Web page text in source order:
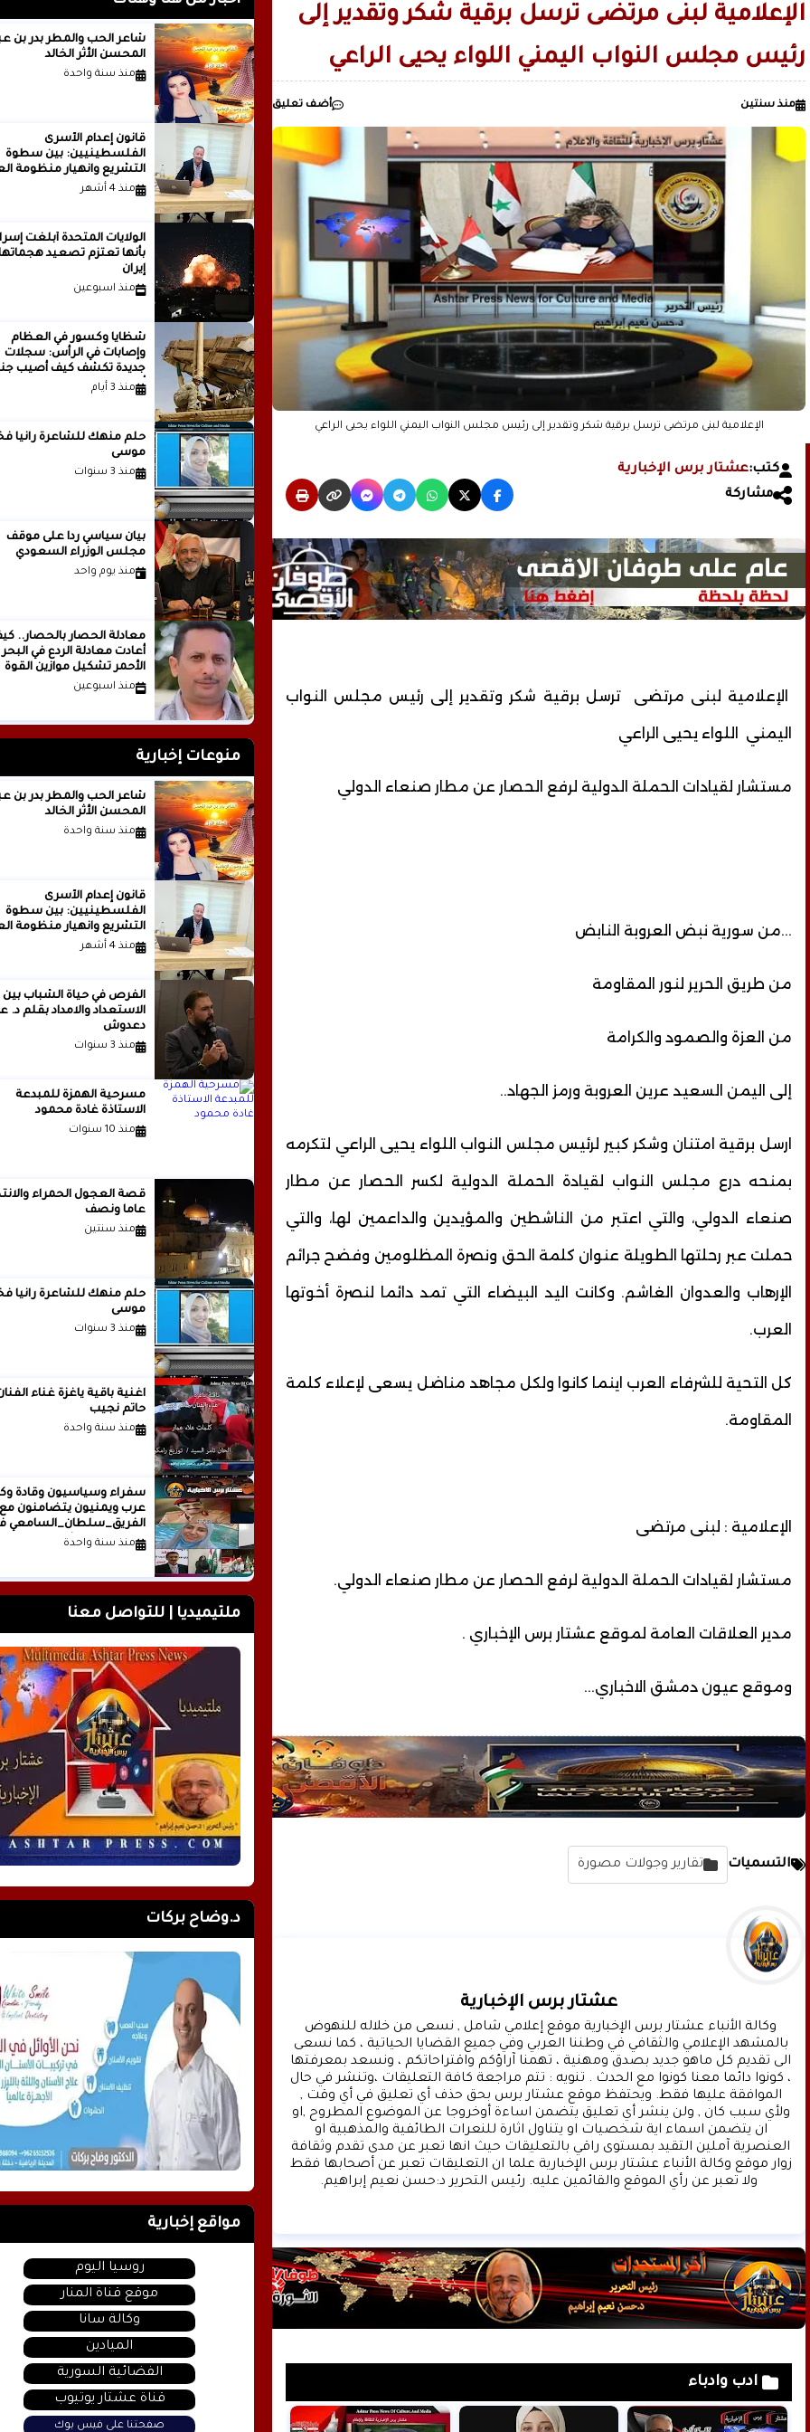
الإعلامية لبنى مرتضى ترسل برقية شكر وتقدير إلى
رئيس مجلس النواب اليمني اللواء يحيى الراعي
منذ سنتين أضف تعليق
الإعلامية لبنى مرتضى ترسل برقية شكر وتقدير إلى رئيس مجلس النواب اليمني اللواء يحيى الراعي
كتب:عشتار برس الإخبارية
مشاركة
الإعلامية لبنى مرتضى ترسل برقية شكر وتقدير إلى رئيس مجلس النواب
اليمني اللواء يحيى الراعي
مستشار لقيادات الحملة الدولية لرفع الحصار عن مطار صنعاء الدولي
...من سورية نبض العروبة النابض
من طريق الحرير لنور المقاومة
من العزة والصمود والكرامة
إلى اليمن السعيد عرين العروبة ورمز الجهاد..
ارسل برقية امتنان وشكر كبير لرئيس مجلس النواب اللواء يحيى الراعي لتكرمه
بمنحه درع مجلس النواب لقيادة الحملة الدولية لكسر الحصار عن مطار
صنعاء الدولي، والتي اعتبر من الناشطين والمؤيدين والداعمين لها، والتي
حملت عبر رحلتها الطويلة عنوان كلمة الحق ونصرة المظلومين وفضح جرائم
الإرهاب والعدوان الغاشم. وكانت اليد البيضاء التي تمد دائما لنصرة أخوتها
العرب.
كل التحية للشرفاء العرب اينما كانوا ولكل مجاهد مناضل يسعى لإعلاء كلمة
المقاومة.
الإعلامية : لبنى مرتضى
مستشار لقيادات الحملة الدولية لرفع الحصار عن مطار صنعاء الدولي.
مدير العلاقات العامة لموقع عشتار برس الإخباري .
وموقع عيون دمشق الاخباري...
التسميات تقارير وجولات مصورة
عشتار برس الإخبارية
ولا تعبر عن رأي الموقع والقائمين عليه. رئيس التحرير د:حسن نعيم إبراهيم.
ادب وادباء
شاعر الحب والمطر بدر
المحسن الأثر الخالد
منذ سنة واحدة
قانون إعدام الأسرى
الفلسطينيين: بين سطوة
التشريع وانهيار منظومة
الدولية...بقلم الدكتور وسيم
منذ 4 أشهر
الولايات المتحدة أبلغت
بأنها تعتزم تصعيد
إيران
منذ اسبوعين
شظايا وكسور في العظام
وإصابات في الرأس: سجلات
جديدة تكشف كيف أصيب
أمريكيون في الحرب الإيرانية
منذ 3 أيام
حلم منهك للشاعرة
موسى
منذ 3 سنوات
بيان سياسي رداً على موقف
مجلس الوزراء السعودي
منذ يوم واحد
معادلة الحصار بالحصار..
أعادت معادلة الردع في البحر
الأحمر تشكيل موازين القوة
الإقليمية؟الكاتب والباحث
منذ اسبوعين
منوعات إخبارية
شاعر الحب والمطر بدر
المحسن الأثر الخالد
منذ سنة واحدة
قانون إعدام الأسرى
الفلسطينيين: بين سطوة
التشريع وانهيار منظومة
الدولية...بقلم الدكتور وسيم
منذ 4 أشهر
الفرص في حياة الشباب بين
الاستعداد والامداد
دعدوش
منذ 3 سنوات
مسرحية الهمزة للمبدعة
الاستاذة غادة محمود
منذ 10 سنوات
قصة العجول الحمراء
عاما ونصف
منذ سنتين
حلم منهك للشاعرة
موسى
منذ 3 سنوات
اغنية باقية ياغزة غناء
حاتم نجيب
منذ سنة واحدة
سفراء وسياسيون وقادة
عرب ويمنيون يتضامنون مع
الفريق_سلطان_السامعي
وجه حملة التشويه.. تقرير
منذ سنة واحدة
ملتيميديا | للتواصل معنا
د.وضاح بركات
مواقع إخبارية
روسيا اليوم
موقع قناة المنار
وكالة سانا
الميادين
الفضائية السورية
قناة عشتار يوتيوب
صفحتنا على فيس بوك